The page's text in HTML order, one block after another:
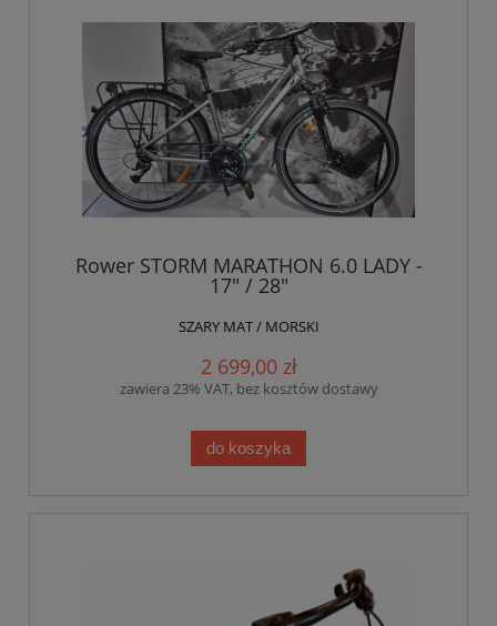
Rower STORM MARATHON 6.0 LADY -
17" / 28"
SZARY MAT / MORSKI
2 699,00 zł
zawiera 23% VAT, bez kosztów dostawy
do koszyka